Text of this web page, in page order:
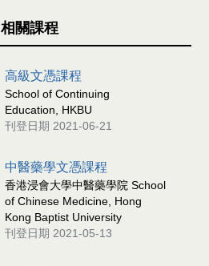
相關課程
高級文憑課程
School of Continuing
Education, HKBU
刊登日期 2021-06-21
中醫藥學文憑課程
香港浸會大學中醫藥學院 School
of Chinese Medicine, Hong
Kong Baptist University
刊登日期 2021-05-13